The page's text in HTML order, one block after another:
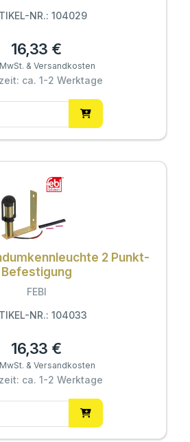
NR.: 104029
16,33 €
& Versandkosten
ca. 1-2 Werktage
2 Punkt-
Befestigung
FEBI
NR.: 104033
16,33 €
& Versandkosten
ca. 1-2 Werktage